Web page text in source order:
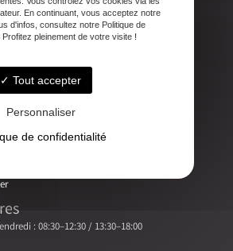
Moreau, 33720 Podensac
08
: 08:30–12:30 / 13:30–18:00
En continuant, vous acceptez notre
d'infos, consultez notre Politique de
Profitez pleinement de votre visite !
Tout accepter
Personnaliser
de confidentialité